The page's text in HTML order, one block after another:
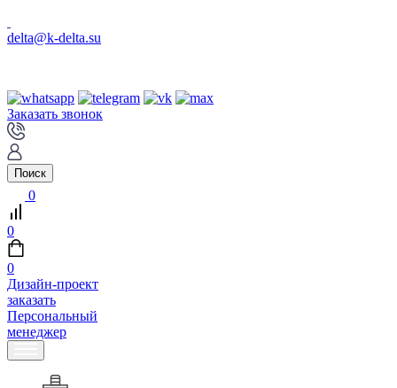
delta@k-delta.su
Заказать звонок
Поиск
0
0
0
Дизайн-проект
заказать
Персональный
менеджер